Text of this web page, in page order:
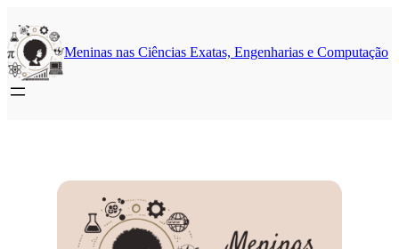
para
o
conteúdo
Meninas nas Ciências Exatas, Engenharias e Computação